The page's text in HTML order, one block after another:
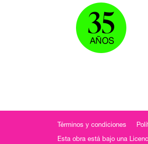
Términos y condiciones
Esta obra está bajo una